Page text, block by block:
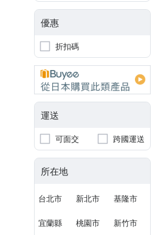
優惠
折扣碼
運送
可面交 跨國運送
所在地
台北市 新北市 基隆市
宜蘭縣 桃園市 新竹市